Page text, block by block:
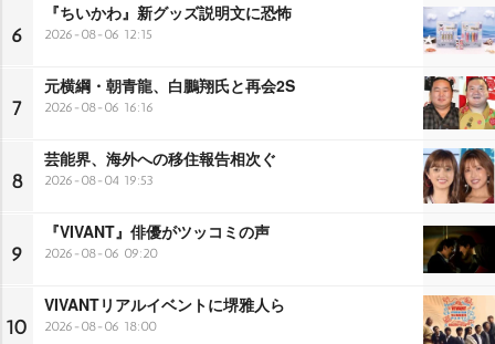
6
『ちいかわ』新グッズ説明文に恐怖
2026-08-06 12:15
7
元横綱・朝青龍、白鵬翔氏と再会2S
2026-08-06 16:16
8
芸能界、海外への移住報告相次ぐ
2026-08-04 19:53
9
『VIVANT』俳優がツッコミの声
2026-08-06 09:20
10
VIVANTリアルイベントに堺雅人ら
2026-08-06 18:00